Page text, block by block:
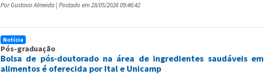
Por Gustavo Almeida | Postado em 28/05/2026 09:46:42
Notícia
Pós-graduação
Bolsa de pós-doutorado na área de ingredientes saudáveis em
alimentos é oferecida por Ital e Unicamp